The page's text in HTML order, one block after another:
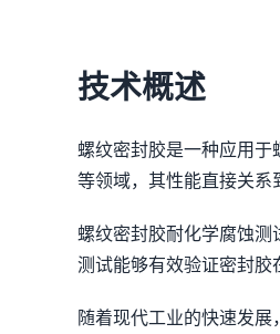
技术概述
螺纹密封胶是一种应用
等领域，其性能直接关系
螺纹密封胶耐化学腐蚀
测试能够有效验证密封胶
随着现代工业的快速发